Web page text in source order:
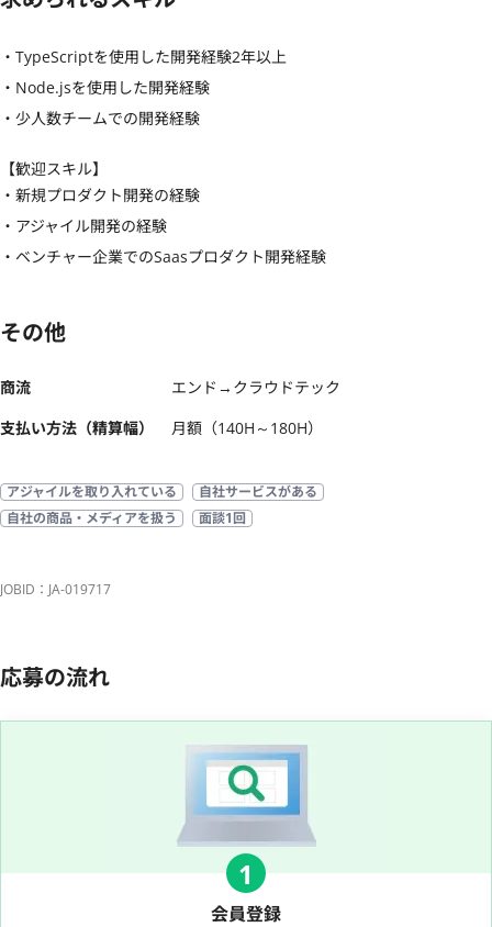
・TypeScriptを使用した開発経験2年以上
・Node.jsを使用した開発経験
・少人数チームでの開発経験
【歓迎スキル】
・新規プロダクト開発の経験
・アジャイル開発の経験
・ベンチャー企業でのSaasプロダクト開発経験
その他
商流
エンド→クラウドテック
支払い方法（精算幅）
月額（140H～180H）
アジャイルを取り入れている
自社サービスがある
自社の商品・メディアを扱う
面談1回
JOBID：JA-019717
応募の流れ
1
会員登録